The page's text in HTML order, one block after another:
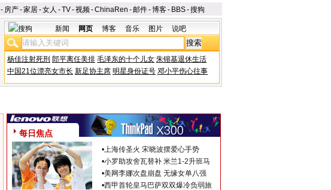
- 房产-家居-女人 -TV-视频-ChinaRen -邮件-博客- BBS-搜狗
新闻 网页 博客 音乐 图片 说吧
杨佳注射死刑 郎平离任美排 毛泽东的十个儿女 朱镕基退休生活
中国21位漂亮女市长 新足协主席 明星身份证号 邓小平伤心往事
每日焦点
•上海传圣火 宋晓波摆爱心手势
•小罗助攻舍瓦替补 米兰1-2升班马
•美网李娜次盘崩盘 无缘女单八强
•西甲首轮皇马巴萨双双爆冷负弱旅